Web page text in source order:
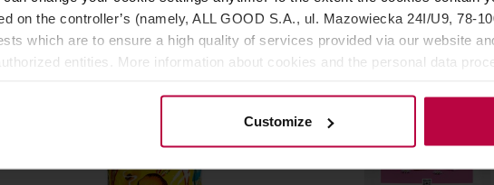
on the controller’s (namely, ALL GOOD S.A., ul. Mazowiecka 24I/U9, 78-
which are to ensure a high quality of services provided via our website
entities. More information about cookies and the personal data
Customize